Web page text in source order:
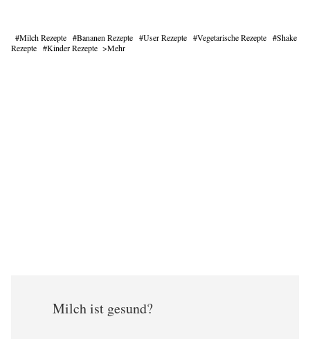
Milch Rezepte Bananen Rezepte User Rezepte Vegetarische Rezepte
Shake
Rezepte
Kinder Rezepte Mehr
Milch ist gesund?